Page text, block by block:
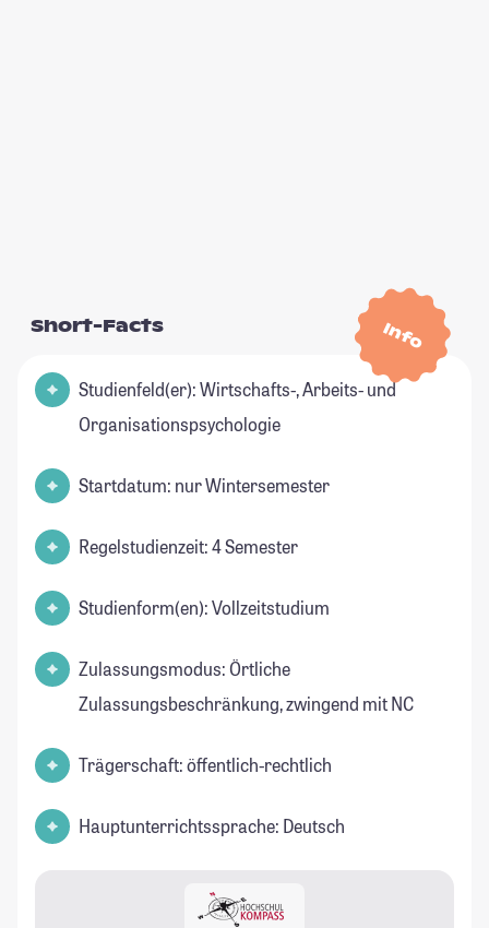
Info
Short-Facts
Studienfeld(er): Wirtschafts-, Arbeits- und
Organisationspsychologie
Startdatum: nur Wintersemester
Regelstudienzeit: 4 Semester
Studienform(en): Vollzeitstudium
Zulassungsmodus: Örtliche
Zulassungsbeschränkung, zwingend mit NC
Trägerschaft: öffentlich-rechtlich
Hauptunterrichtssprache: Deutsch